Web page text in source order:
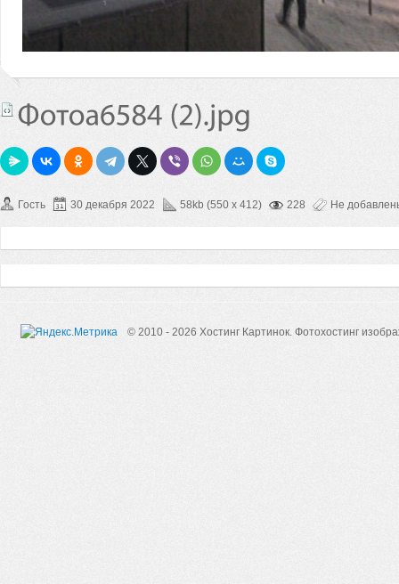
Гость 30 декабря 2022 58kb (550 x 412) 228 Не
© 2010 - 2026 Хостинг Картинок. Фотохостинг